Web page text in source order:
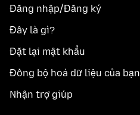
Đăng nhập/Đăng ký
Đây là gì?
Đặt lại mật khẩu
Đồng bộ hoá dữ liệu của bạn
Nhận trợ giúp